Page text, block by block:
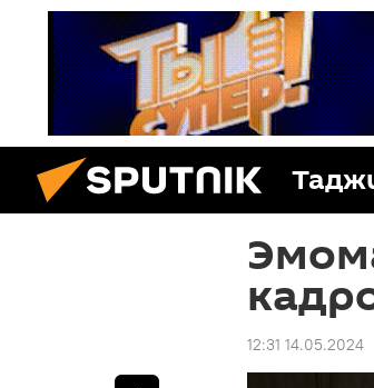
12:31 14.05.2024